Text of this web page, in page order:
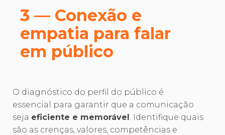
3 — Conexão e
empatia para falar
em público
O diagnóstico do perfil do público é
essencial para garantir que a comunicação
seja eficiente e memorável. Identifique quais
são as crenças, valores, competências e